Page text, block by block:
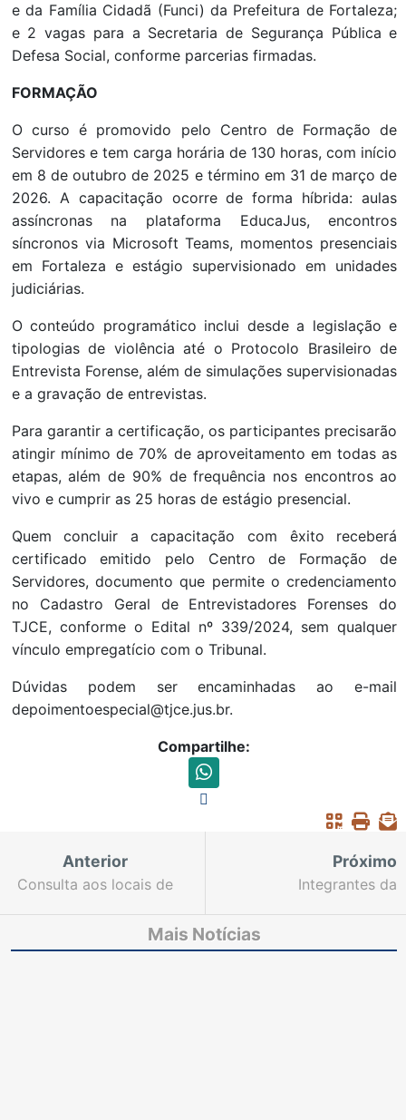
e da Família Cidadã (Funci) da Prefeitura de Fortaleza;
e 2 vagas para a Secretaria de Segurança Pública e
Defesa Social, conforme parcerias firmadas.
FORMAÇÃO
O curso é promovido pelo Centro de Formação de
Servidores e tem carga horária de 130 horas, com início
em 8 de outubro de 2025 e término em 31 de março de
2026. A capacitação ocorre de forma híbrida: aulas
assíncronas na plataforma EducaJus, encontros
síncronos via Microsoft Teams, momentos presenciais
em Fortaleza e estágio supervisionado em unidades
judiciárias.
O conteúdo programático inclui desde a legislação e
tipologias de violência até o Protocolo Brasileiro de
Entrevista Forense, além de simulações supervisionadas
e a gravação de entrevistas.
Para garantir a certificação, os participantes precisarão
atingir mínimo de 70% de aproveitamento em todas as
etapas, além de 90% de frequência nos encontros ao
vivo e cumprir as 25 horas de estágio presencial.
Quem concluir a capacitação com êxito receberá
certificado emitido pelo Centro de Formação de
Servidores, documento que permite o credenciamento
no Cadastro Geral de Entrevistadores Forenses do
TJCE, conforme o Edital nº 339/2024, sem qualquer
vínculo empregatício com o Tribunal.
Dúvidas podem ser encaminhadas ao e-mail
depoimentoespecial@tjce.jus.br.
Compartilhe:
Anterior
Consulta aos locais de
etapa do Concurso
para a Magistratura do
Próximo
Integrantes da
curso de segurança de
Mais Notícias